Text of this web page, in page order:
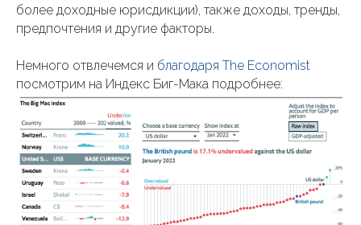
более доходные юрисдикции), также доходы, тренды,
предпочтения и другие факторы.
Немного отвлечемся и благодаря The Economist
посмотрим на Индекс Биг-Мака подробнее: